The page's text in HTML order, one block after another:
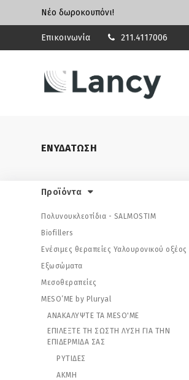
Νέο δωροκουπόνι!
Επικοινωνία 211.4117006
ΕΝΥΔΑΤΩΣΗ
Προϊόντα
Πολυνουκλεοτίδια - SALMOSTIM
Biofillers
Ενέσιμες θεραπείες Υαλουρονικού οξέος
Εξωσώματα
Μεσοθεραπείες
MESO’ME by Pluryal
ΑΝΑΚΑΛΥΨΤΕ ΤΑ MESO'ME
ΕΠΙΛΕΞΤΕ ΤΗ ΣΩΣΤΗ ΛΥΣΗ ΓΙΑ ΤΗΝ
ΕΠΙΔΕΡΜΙΔΑ ΣΑΣ
ΡΥΤΙΔΕΣ
ΑΚΜΗ